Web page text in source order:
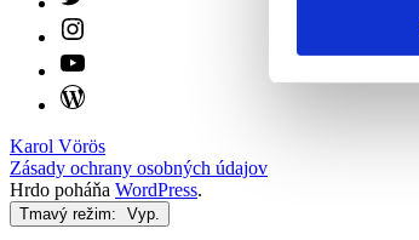
Karol Vörös
Zásady ochrany osobných údajov
Hrdo poháňa WordPress.
Tmavý režim: